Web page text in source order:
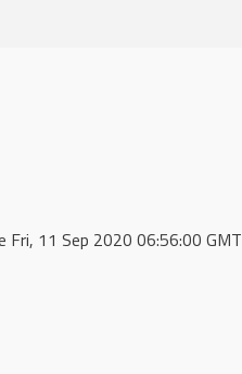
Fri, 11 Sep 2020 06:56:00 GMT